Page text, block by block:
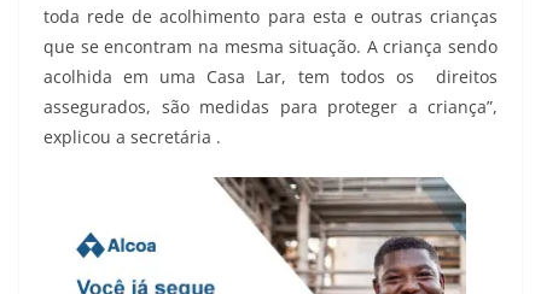
toda rede de acolhimento para esta e outras crianças
que se encontram na mesma situação. A criança sendo
acolhida em uma Casa Lar, tem todos os direitos
assegurados, são medidas para proteger a criança”,
explicou a secretária .